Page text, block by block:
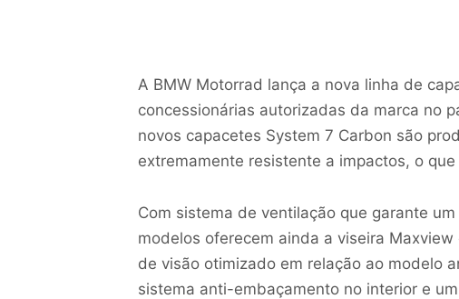
A BMW Motorrad lança a nova linha de
concessionárias autorizadas da marca no
novos capacetes System 7 Carbon são
extremamente resistente a impactos, o
Com sistema de ventilação que garante
modelos oferecem ainda a viseira
de visão otimizado em relação ao modelo
sistema anti-embaçamento no interior e